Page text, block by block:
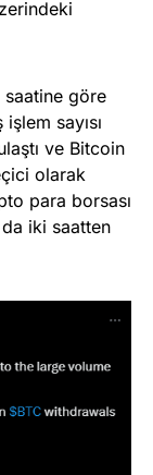
göre
sayısı
ve Bitcoin
olarak
para borsası
iki saatten